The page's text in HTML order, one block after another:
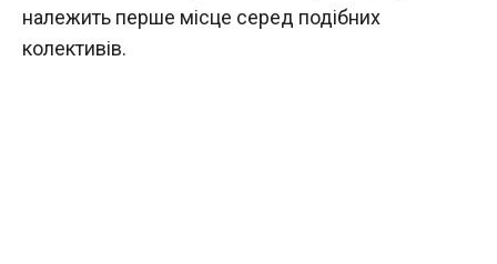
належить перше місце серед подібних
колективів.